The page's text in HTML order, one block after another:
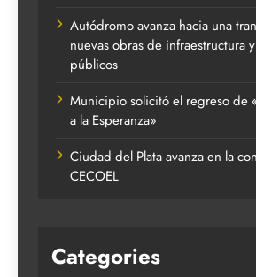
Autódromo avanza hacia una
nuevas obras de infraestructura
públicos
Municipio solicitó el regreso de
a la Esperanza»
Ciudad del Plata avanza en la
CECOEL
Categories